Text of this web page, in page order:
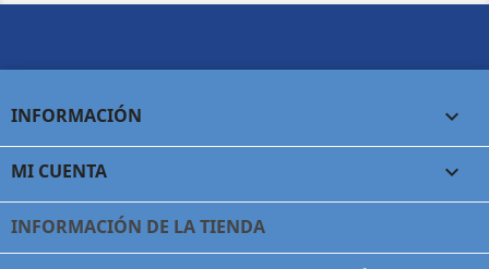
INFORMACIÓN 
MI CUENTA 
INFORMACIÓN DE LA TIENDA